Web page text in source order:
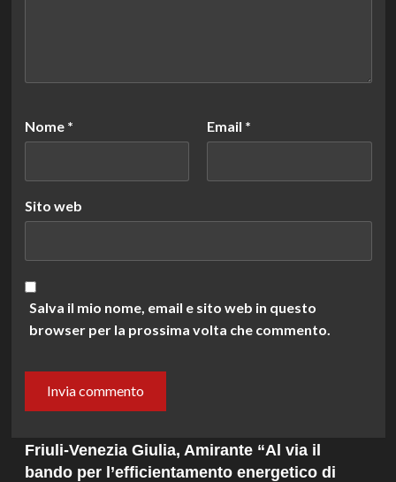
Nome * Email *
Sito web
Salva il mio nome, email e sito web in questo
browser per la prossima volta che commento.
Friuli-Venezia Giulia, Amirante “Al via il
bando per l’efficientamento energetico di